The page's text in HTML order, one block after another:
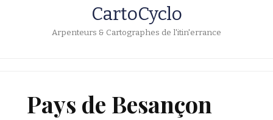
CartoCyclo
Arpenteurs & Cartographes de l'itin'errance
Pays de Besançon